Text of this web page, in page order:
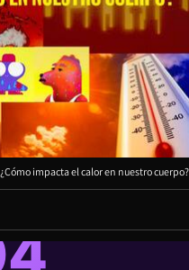
¿Cómo impacta el calor en nuestro cuerpo?